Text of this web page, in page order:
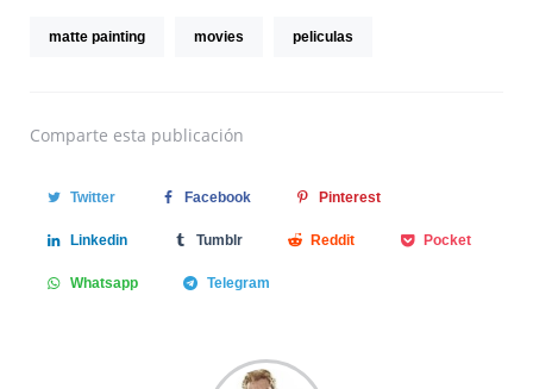
matte painting movies peliculas
Comparte esta publicación
Twitter Facebook Pinterest
Linkedin Tumblr Reddit Pocket
Whatsapp Telegram